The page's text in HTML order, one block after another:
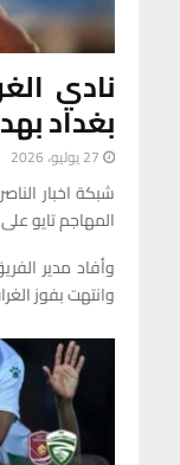
نادي
بغداد
27 يوليو، 2026
شبكة اخبار
المهاجم تايو
وأفاد مدير
وانتهت بفوز الغراف